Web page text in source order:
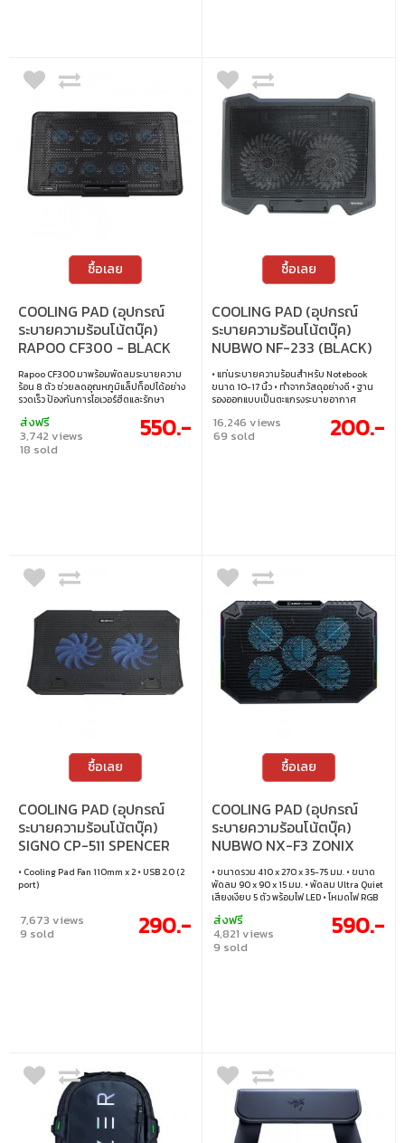
ซื้อเลย
COOLING PAD (อุปกรณ์
ระบายความร้อนโน้ตบุ๊ค)
RAPOO CF300 - BLACK
Rapoo CF300 มาพร้อมพัดลมระบายความ
ร้อน 8 ตัว ช่วยลดอุณหภูมิแล็ปท็อปได้อย่าง
รวดเร็ว ป้องกันการโอเวอร์ฮีตและรักษา
หลักสรีรศาสตร์ ปรับมุมได้ 7 ระดับ ลดอาการ
เมื่อยล้าคอและไหล่ พร้อมฟังก์ชันวางโทรศัพท์
เพิ่มความสะดวกในการทำงาน รองรับการใช้
ส่งฟรี
3,742 views
18 sold
550.-
ซื้อเลย
COOLING PAD (อุปกรณ์
ระบายความร้อนโน้ตบุ๊ค)
NUBWO NF-233 (BLACK)
• แท่นระบายความร้อนสำหรับ Notebook
ขนาด 10-17 นิ้ว • ทำจากวัสดุอย่างดี • ฐาน
รองออกแบบเป็นตะแกรงระบายอากาศ
ร้อน เป็นพัดลมใหญ่ ขนาด 140 มม. จำนวน 2
ตัว • ระบายความร้อนได้ดีเยื่ยม • ปรับระดับ
16,246 views
69 sold 200.-
ซื้อเลย
COOLING PAD (อุปกรณ์
ระบายความร้อนโน้ตบุ๊ค)
SIGNO CP-511 SPENCER
• Cooling Pad Fan 110mm x 2 • USB 2.0 (2
port)
7,673 views
9 sold 290.-
ซื้อเลย
COOLING PAD (อุปกรณ์
ระบายความร้อนโน้ตบุ๊ค)
NUBWO NX-F3 ZONIX
(BLACK)
• ขนาดรวม 410 x 270 x 35-75 มม. • ขนาด
พัดลม 90 x 90 x 15 มม. • พัดลม Ultra Quiet
เสียงเงียบ 5 ตัว พร้อมไฟ LED • โหมดไฟ RGB
1400 รอบต่อนาที (RPM) • พอร์ต USB-A
จำนวน 2 พอร์ต • แท่นวางตามหลักสรีรศาสตร์
ปรับได้ 7 ระดับ
ส่งฟรี
4,821 views
9 sold
590.-